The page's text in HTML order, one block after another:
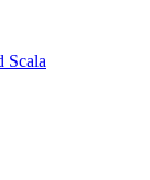
Scala